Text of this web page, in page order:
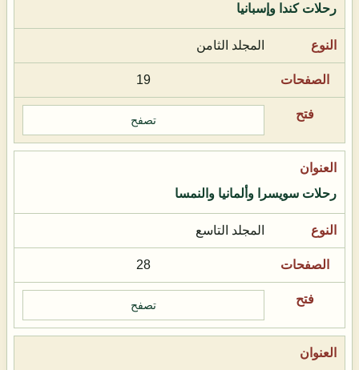
رحلات كندا وإسبانيا
المجلد الثامن
19
تصفح
رحلات سويسرا وألمانيا والنمسا
المجلد التاسع
28
تصفح